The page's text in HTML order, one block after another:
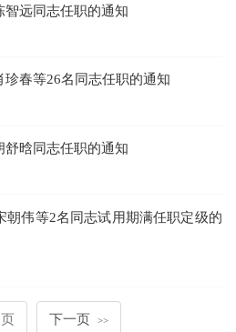
智远同志任职的通知
春等26名同志任职的通知
舒晗同志任职的通知
朝伟等2名同志试用期满任职定级的
页 下一页 >>